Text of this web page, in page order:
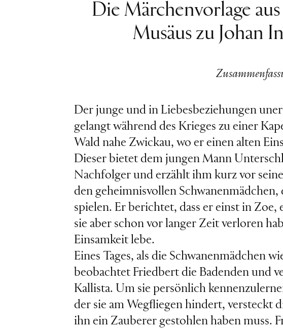
Die Märchenvorlage
Musäus zu Johan
Der junge und in Liebesbeziehungen
gelangt während des Krieges zu einer
Wald nahe Zwickau, wo er einen alten
Dieser bietet dem jungen Mann
Nachfolger und erzählt ihm kurz vor
den geheimnisvollen Schwanenmädchen,
spielen. Er berichtet, dass er einst in Zoe,
sie aber schon vor langer Zeit verloren
Einsamkeit lebe.
Eines Tages, als die Schwanenmädchen
beobachtet Friedbert die Badenden und
Kallista. Um sie persönlich
der sie am Wegfliegen hindert, versteckt
ihn ein Zauberer gestohlen haben muss.